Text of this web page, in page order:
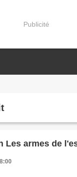
Publicité
Les armes de